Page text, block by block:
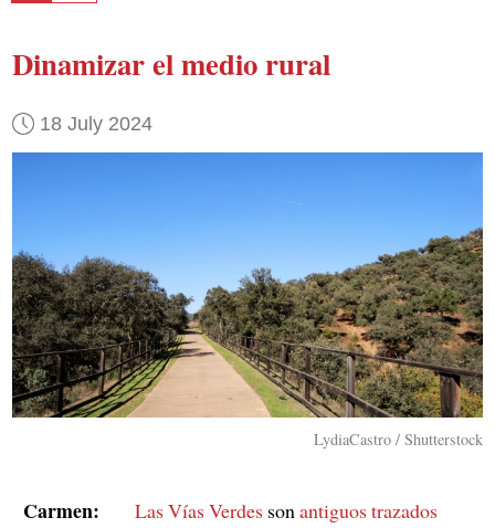
Dinamizar el medio rural
18 July 2024
LydiaCastro / Shutterstock
Carmen: Las Vías Verdesson antiguos trazados